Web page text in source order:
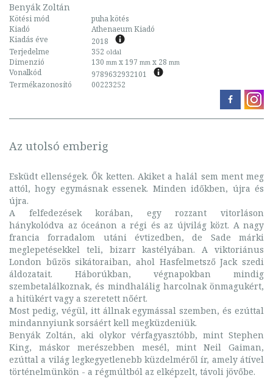
Benyák Zoltán
Kötési mód
puha kötés
Kiadó
Athenaeum Kiadó
Kiadás éve
2018
Terjedelme
352 oldal
Dimenzió 130 mm x 197 mm x 28 mm
Vonalkód
9789632932101
Termékazonosító
00223252
Az utolsó emberig
Esküdt ellenségek. Ők ketten. Akiket a halál sem ment meg
attól, hogy egymásnak essenek. Minden időkben, újra és
újra.
A felfedezések korában, egy rozzant vitorláson
hánykolódva az óceánon a régi és az újvilág közt. A nagy
francia forradalom utáni évtizedben, de Sade márki
meglepetésekkel teli, bizarr kastélyában. A viktoriánus
London bűzös sikátoraiban, ahol Hasfelmetsző Jack szedi
áldozatait. Háborúkban, végnapokban mindig
szembetalálkoznak, és mindhalálig harcolnak önmagukért,
a hitükért vagy a szeretett nőért.
Most pedig, végül, itt állnak egymással szemben, és ezúttal
mindannyiunk sorsáért kell megküzdeniük.
Benyák Zoltán, aki olykor vérfagyasztóbb, mint Stephen
King, máskor merészebben mesél, mint Neil Gaiman,
ezúttal a világ legkegyetlenebb küzdelméről ír, amely átível
történelmünkön - a régmúltból az elképzelt, távoli jövőbe.